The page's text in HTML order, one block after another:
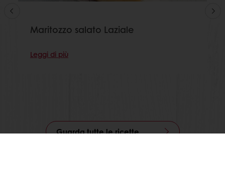
Maritozzo salato Laziale
Leggi di più
Guarda tutte le ricette